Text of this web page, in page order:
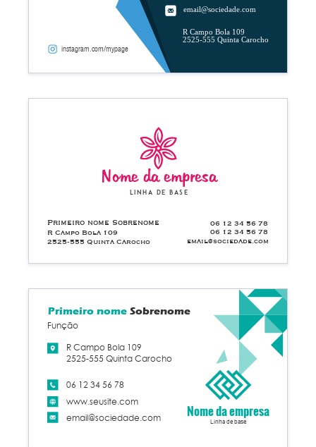
instagram.com/mypage
R Campo Bola 109
2525-555 Quinta Carocho
email@sociedade.com
06 12 34 56 78
email@sociedade.com
R Campo Bola 109
2525-555 Quinta Carocho
06 12 34 56 78
Primeiro nome Sobrenome
Nome da empresa
Linha de base
www.seusite.com
email@sociedade.com
06 12 34 56 78
Função
R Campo Bola 109
2525-555 Quinta Carocho
Primeiro nome Sobrenome
Nome da empresa
Linha de base